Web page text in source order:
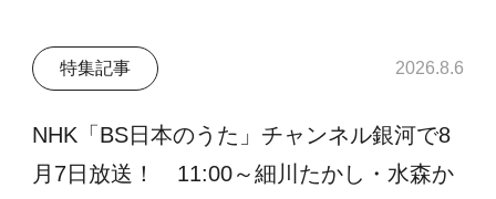
特集記事 2026.8.6
NHK「BS日本のうた」チャンネル銀河で8
月7日放送！ 11:00～細川たかし・水森か